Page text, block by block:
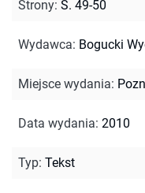
Strony: S. 49-50
Wydawca: Bogucki
Miejsce wydania:
Data wydania: 2010
Typ: Tekst